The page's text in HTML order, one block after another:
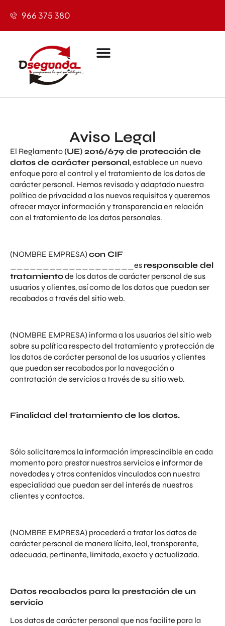
966 375 380
Aviso Legal
El Reglamento(UE) 2016/679 de protección de
datos de carácter personal, establece un nuevo
enfoque para el control y el tratamiento de los datos de
carácter personal. Hemos revisado y adaptado nuestra
política de privacidad a los nuevos requisitos y queremos
ofrecer mayor información y transparencia en relación
con el tratamiento de los datos personales.
(NOMBRE EMPRESA) con CIF
___________________es responsable del
tratamientode los datos de carácter personal de sus
usuarios y clientes, así como de los datos que puedan ser
recabados a través del sitio web.
(NOMBRE EMPRESA) informa a los usuarios del sitio web
sobre su política respecto del tratamiento y protección de
los datos de carácter personal de los usuarios y clientes
que puedan ser recabados por la navegación o
contratación de servicios a través de su sitio web.
Finalidad del tratamiento de los datos.
Sólo solicitaremos la información imprescindible en cada
momento para prestar nuestros servicios e informar de
novedades y otros contenidos vinculados con nuestra
especialidad que puedan ser del interés de nuestros
clientes y contactos.
(NOMBRE EMPRESA) procederá a tratar los datos de
carácter personal de manera lícita, leal, transparente,
adecuada, pertinente, limitada, exacta y actualizada.
Datos recabados para la prestación de un
servicio
Los datos de carácter personal que nos facilite para la